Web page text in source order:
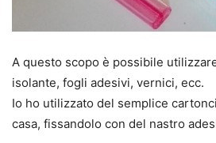
A questo scopo è possibile
isolante, fogli adesivi, vernici, ecc.
Io ho utilizzato del semplice
casa, fissandolo con del nastro